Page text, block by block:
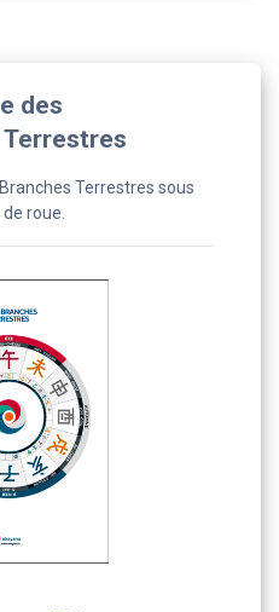
des
Terrestres
Terrestres sous
roue.